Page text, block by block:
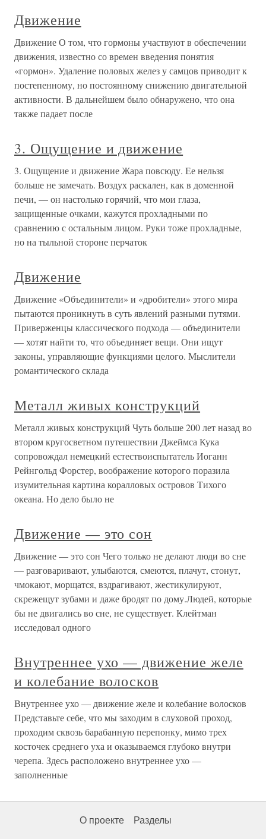
Движение
Движение О том, что гормоны участвуют в обеспечении
движения, известно со времен введения понятия
«гормон». Удаление половых желез у самцов приводит к
постепенному, но постоянному снижению двигательной
активности. В дальнейшем было обнаружено, что она
также падает после
3. Ощущение и движение
3. Ощущение и движение Жара повсюду. Ее нельзя
больше не замечать. Воздух раскален, как в доменной
печи, — он настолько горячий, что мои глаза,
защищенные очками, кажутся прохладными по
сравнению с остальным лицом. Руки тоже прохладные,
но на тыльной стороне перчаток
Движение
Движение «Объединители» и «дробители» этого мира
пытаются проникнуть в суть явлений разными путями.
Приверженцы классического подхода — объединители
— хотят найти то, что объединяет вещи. Они ищут
законы, управляющие функциями целого. Мыслители
романтического склада
Металл живых конструкций
Металл живых конструкций Чуть больше 200 лет назад во
втором кругосветном путешествии Джеймса Кука
сопровождал немецкий естествоиспытатель Иоганн
Рейнгольд Форстер, воображение которого поразила
изумительная картина коралловых островов Тихого
океана. Но дело было не
Движение — это сон
Движение — это сон Чего только не делают люди во сне
— разговаривают, улыбаются, смеются, плачут, стонут,
чмокают, морщатся, вздрагивают, жестикулируют,
скрежещут зубами и даже бродят по дому.Людей, которые
бы не двигались во сне, не существует. Клейтман
исследовал одного
Внутреннее ухо — движение желе
и колебание волосков
Внутреннее ухо — движение желе и колебание волосков
Представьте себе, что мы заходим в слуховой проход,
проходим сквозь барабанную перепонку, мимо трех
косточек среднего уха и оказываемся глубоко внутри
черепа. Здесь расположено внутреннее ухо —
заполненные
О проекте Разделы